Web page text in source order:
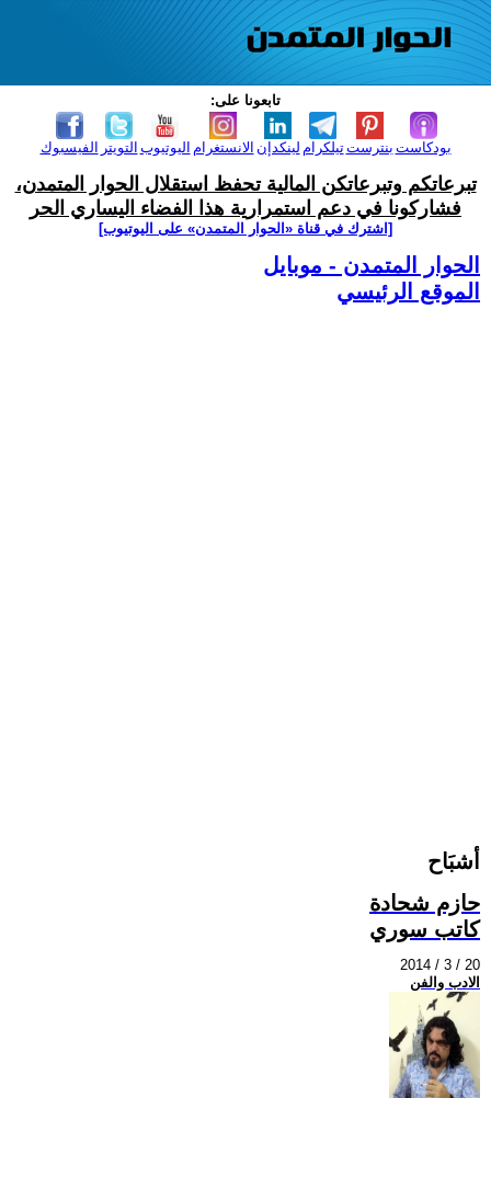
تابعونا على:
الفيسبوك التويتر اليوتيوب الانستغرام لينكدإن تيلكرامبنترست بودكاست
تبرعاتكم وتبرعاتكن المالية تحفظ استقلال الحوار المتمدن،
فشاركونا في دعم استمرارية هذا الفضاء اليساري الحر
[اشترك في قناة ‫«الحوار المتمدن» على اليوتيوب]
الحوار المتمدن - موبايل
الموقع الرئيسي
أشبَاح
حازم شحادة
كاتب سوري
2014 / 3 / 20
الادب والفن